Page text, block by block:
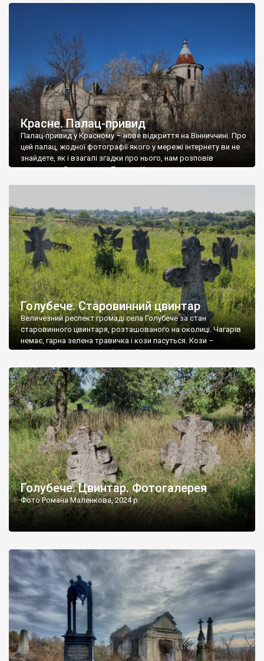
Красне. Палац-привид
Палац-привид у Красному – нове відкриття на Вінниччині. Про
цей палац, жодної фотографії якого у мережі інтернету ви не
знайдете, як і взагалі згадки про нього, нам розповів
мешканець Самгородка. Палац у Красному вразив не лише
Голубече. Старовинний цвинтар
Величезний респект громаді села Голубече за стан
старовинного цвинтаря, розташованого на околиці. Чагарів
немає, гарна зелена травичка і кози пасуться. Кози –
найкращий регулятор шкідливої, для старих кладовищ,
бруньками, кози ті бруньки обгризають, бо то улюблений
делікатес. На цвинтарі у Голубечому ціла колекція
різноманітних форм хрестів. Село відносно невелике, […]
Голубече. Цвинтар. Фотогалерея
Фото Романа Маленкова, 2024 р.